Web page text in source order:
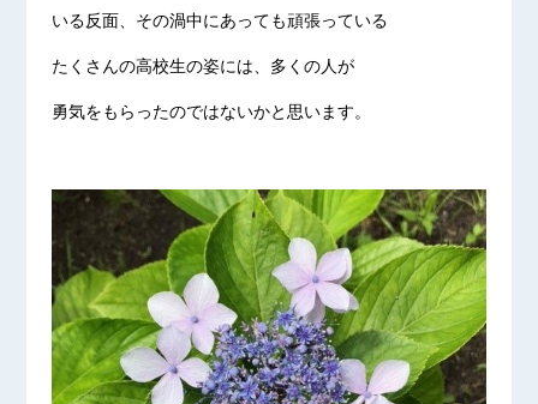
いる反面、その渦中にあっても頑張っている
たくさんの高校生の姿には、多くの人が
勇気をもらったのではないかと思います。